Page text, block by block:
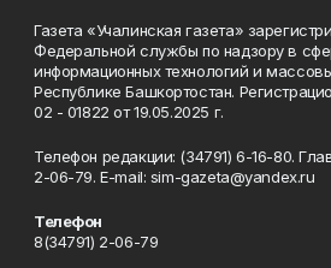
Газета «Учалинская газета»
Федеральной службы по надзору в
информационных технологий и
Республике Башкортостан.
02 - 01822 от 19.05.2025 г.
Телефон редакции: (34791) 6-16-80.
2-06-79. Е-mаil: sim-gazeta@yandex.ru
Телефон
8(34791) 2-06-79